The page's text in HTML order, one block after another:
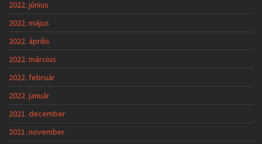
2022. június
2022. május
2022. április
2022. március
2022. február
2022. január
2021. december
2021. november